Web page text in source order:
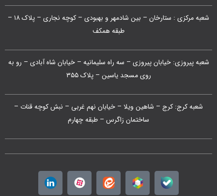
شعبه مرکزی : ستارخان – بین شادمهر و بهبودی – کوچه نجاری – پلاک ۱۸ –
طبقه همکف
شعبه پیروزی: خیابان پیروزی – سه راه سلیمانیه – خیابان شاه آبادی – رو به
روی مسجد یاسین – پلاک ۳۵۵
شعبه کرج: کرج – شاهین ویلا – خیابان نهم غربی – نبش کوچه قنات –
ساختمان زاگرس – طبقه چهارم